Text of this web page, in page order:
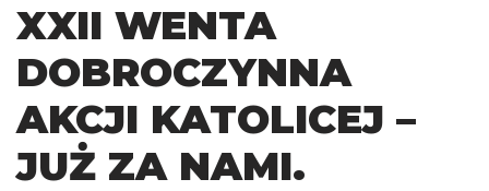
XXII WENTA
DOBROCZYNNA
AKCJI KATOLICEJ –
JUŻ ZA NAMI.